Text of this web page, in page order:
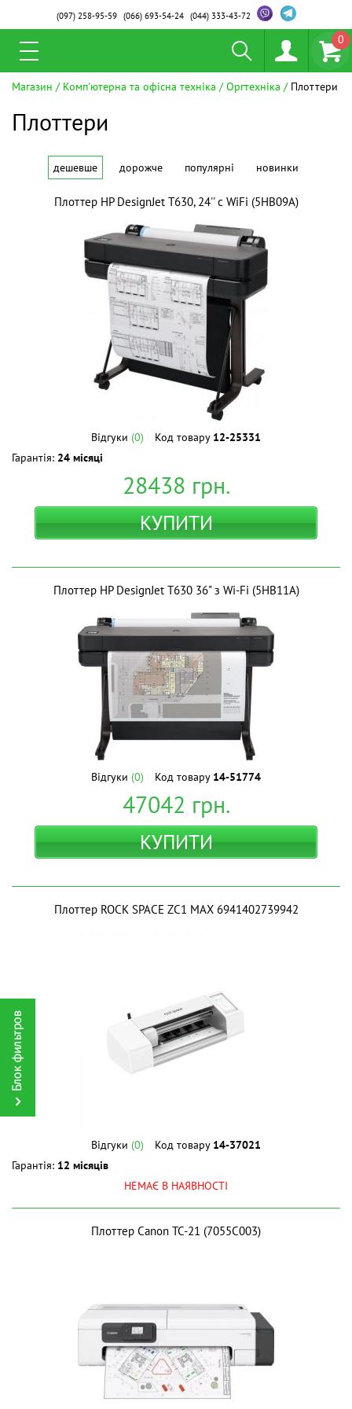
(097)258-95-59 (066)693-54-24 (044)333-43-72
0
Магазин Комп'ютерна та офісна техніка Оргтехніка Плоттери
Плоттери
дешевше дорожче популярні новинки
Плоттер HP DesignJet T630, 24'' c WiFi (5HB09A)
Відгуки (0) Код товару 12-25331
Гарантія: 24 місяці
28438 грн.
КУПИТИ
Плоттер HP DesignJet T630 36" з Wi-Fi (5HB11A)
Відгуки (0) Код товару 14-51774
47042 грн.
КУПИТИ
Плоттер ROCK SPACE ZC1 MAX 6941402739942
Відгуки (0) Код товару 14-37021
Гарантія: 12 місяців
НЕМАЄ В НАЯВНОСТІ
Плоттер Canon TC-21 (7055C003)